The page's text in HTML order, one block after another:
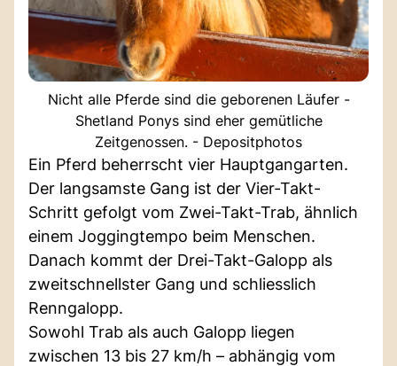
Nicht alle Pferde sind die geborenen Läufer -
Shetland Ponys sind eher gemütliche
Zeitgenossen. - Depositphotos
Ein Pferd beherrscht vier Hauptgangarten.
Der langsamste Gang ist der Vier-Takt-
Schritt gefolgt vom Zwei-Takt-Trab, ähnlich
einem Joggingtempo beim Menschen.
Danach kommt der Drei-Takt-Galopp als
zweitschnellster Gang und schliesslich
Renngalopp.
Sowohl Trab als auch Galopp liegen
zwischen 13 bis 27 km/h – abhängig vom